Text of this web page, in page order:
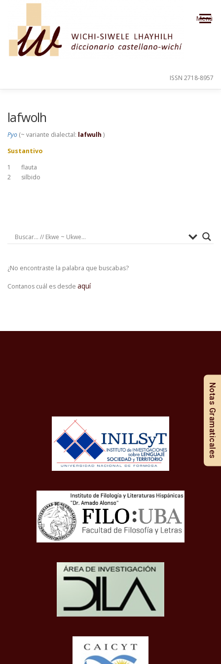
Saltar al contenido
Menú
ISSN 2718-8957
lafwolh
Pyo (~ variante dialectal: lafwulh )
Sustantivo
1
flauta
2
silbido
¿No encontraste la palabra que buscabas?
Contanos cuál es desde aquí
Notas Gramaticales